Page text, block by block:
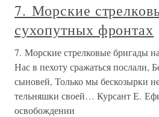
7. Морские
сухопутных фронтах
7. Морские стрелковые бригады
Нас в пехоту сражаться послали,
сыновей, Только мы бескозырки
тельняшки своей… Курсант Е.
освобождении